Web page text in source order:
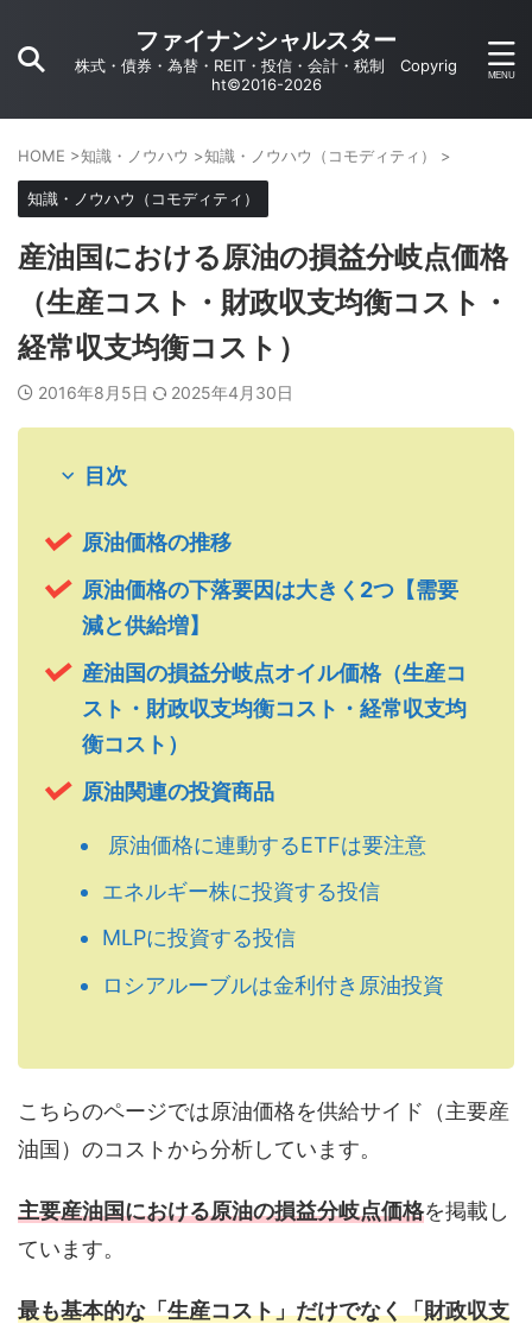
ファイナンシャルスター
株式・債券・為替・REIT・投信・会計・税制 Copyrig
ht©2016-2026
HOME >知識・ノウハウ >知識・ノウハウ（コモディティ） >
知識・ノウハウ（コモディティ）
産油国における原油の損益分岐点価格
（生産コスト・財政収支均衡コスト・
経常収支均衡コスト）
2016年8月5日 2025年4月30日
目次
原油価格の推移
原油価格の下落要因は大きく2つ【需要
減と供給増】
産油国の損益分岐点オイル価格（生産コ
スト・財政収支均衡コスト・経常収支均
衡コスト）
原油関連の投資商品
原油価格に連動するETFは要注意
エネルギー株に投資する投信
MLPに投資する投信
ロシアルーブルは金利付き原油投資
こちらのページでは原油価格を供給サイド（主要産
油国）のコストから分析しています。
主要産油国における原油の損益分岐点価格を掲載し
ています。
最も基本的な「生産コスト」だけでなく「財政収支